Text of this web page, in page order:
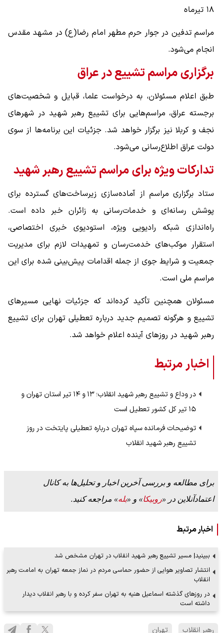
۱۸ تیرماه
مراسم تدفین در جوار حرم مطهر امام رضا(ع) در مشهد مقدس
انجام می‌شود.
برگزاری مراسم تشییع در عراق
طبق اعلام مسئولان، به درخواست علما، قبایل و شخصیت‌های
برجسته عراق، مراسم‌هایی برای تشییع رهبر شهید در شهرهای
نجف و کربلا نیز برگزار خواهد شد. جزئیات این برنامه‌ها از سوی
دولت عراق اطلاع‌رسانی می‌شود.
تدارکات ویژه برای مراسم تشییع رهبر شهید
ستاد برگزاری مراسم از آماده‌سازی زیرساخت‌های گسترده برای
پوشش رسانه‌ای و خدمات‌رسانی به زائران خبر داده است.
راه‌اندازی شبکه رادیویی ویژه، استودیوی خبری اختصاصی،
استقرار موکب‌های خدمت‌رسان و تمهیدات لازم برای مدیریت
جمعیت و شرایط جوی از جمله اقدامات پیش‌بینی شده برای این
مراسم ملی است.
مسئولان همچنین تأکید کرده‌اند که جزئیات نهایی مسیرهای
تشییع و هرگونه تصمیم جدید درباره تعطیلی تهران برای تشییع
رهبر شهید در روزهای آینده اعلام خواهد شد.
اخبار مرتبط
در وداع و تشییع رهبر شهید انقلاب؛ ۱۳ و ۱۴ تیر استان تهران و
۱۵ تیر کل کشور تعطیل است
توضیحات فرمانده سپاه تهران درباره تعطیلی پایتخت در روز
تشییع رهبر شهید انقلاب
برای مطالعه و بررسی آخرین اخبار و تحلیل‌ها به کانال
اعتمادآنلاین در «روبیکا» و «بله» مراجعه کنید.
اخبار مرتبط
ببینید| مسیر تشییع رهبر شهید انقلاب در تهران مشخص شد
انتشار تصاویر هوایی از حضور حماسی مردم در نماز جمعه تهران به امامت رهبر
انقلاب
در روزهای گذشته اسماعیل هنیه به تهران سفر کرده و با رهبر انقلاب دیدار
داشته است
رهبر انقلاب تهران